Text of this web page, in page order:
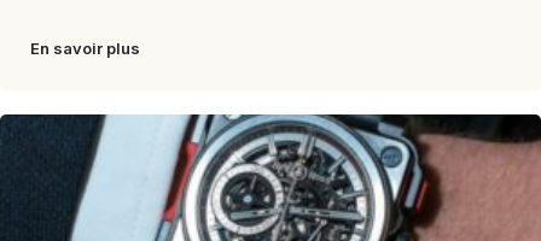
En savoir plus